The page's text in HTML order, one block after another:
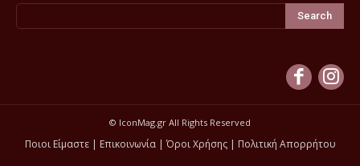
Search
© IconMag.gr All Rights Reserved
Ποιοι Είμαστε| Επικοινωνία|Όροι Χρήσης| Πολιτική Απορρήτου